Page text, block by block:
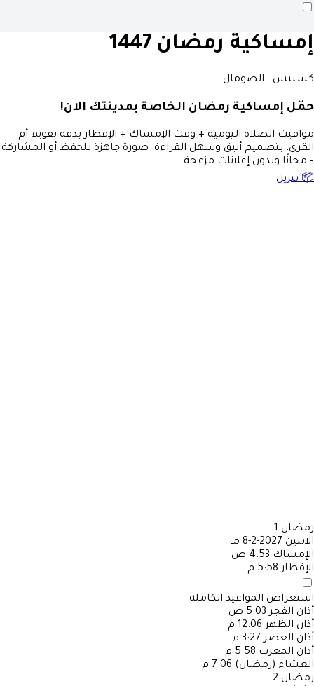
إمساكية رمضان 1447
كسييس - الصومال
حمّل إمساكية رمضان الخاصة بمدينتك الآن!
مواقيت الصلاة اليومية + وقت الإمساك + الإفطار بدقة تقويم أم
القرى، بتصميم أنيق وسهل القراءة. صورة جاهزة للحفظ أو المشاركة
– مجانًا وبدون إعلانات مزعجة.
📦 تنزيل
رمضان 1
الاثنين 2027-2-8 مـ
الإمساك 4:53 ص
الإفطار 5:58 م
استعراض المواعيد الكاملة
أذان الفجر 5:03 ص
أذان الظهر 12:06 م
أذان العصر 3:27 م
أذان المغرب 5:58 م
العشاء (رمضان) 7:06 م
رمضان 2